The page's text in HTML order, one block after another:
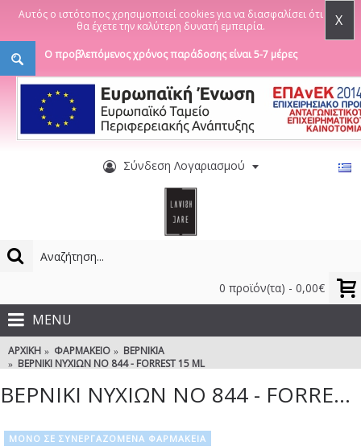
Αυτός ο ιστότοπος χρησιμοποιεί cookies για να διασφαλίσει ότι
θα έχετε την καλύτερη δυνατή εμπειρία.
X
Ο προβλεπόμενος χρόνος παράδοσης είναι 5-7 μέρες
Σύνδεση Λογαριασμού
0 προϊόν(τα) - 0,00€
MENU
ΑΡΧΙΚΉ ΦΑΡΜΑΚΕΊΟ
ΒΕΡΝΊΚΙΑ
ΒΕΡΝΊΚΙ ΝΥΧΙΏΝ NO 844 - FORREST 15 ML
ΒΕΡΝΊΚΙ ΝΥΧΙΏΝ NO 844 - FORREST 15 ML
ΜΟΝΟ ΣΕ ΣΥΝΕΡΓΑΖΟΜΕΝΑ ΦΑΡΜΑΚΕΙΑ